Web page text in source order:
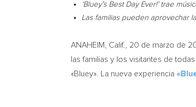
‘Bluey’s Best Day Ever!’ trae
Las familias pueden aprovechar
ANAHEIM, Calif. 20 de marzo de
las familias y los visitantes de
«Bluey». La nueva experiencia